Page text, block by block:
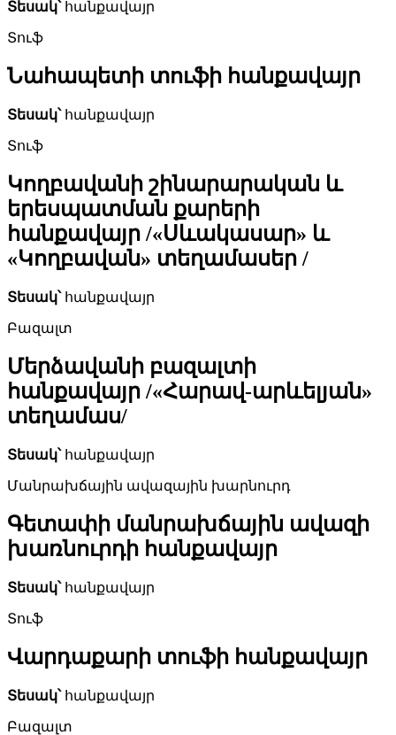
Տեսակ՝հանքավայր
Տուֆ
Նահապետի տուֆի հանքավայր
Տեսակ՝հանքավայր
Տուֆ
Կողբավանի շինարարական և
երեսպատման քարերի
հանքավայր /«Սևակասար» և
«Կողբավան» տեղամասեր /
Տեսակ՝հանքավայր
Բազալտ
Մերձավանի բազալտի
հանքավայր /«Հարավ-արևելյան»
տեղամաս/
Տեսակ՝հանքավայր
Մանրախճային ավազային խարնուրդ
Գետափի մանրախճային ավազի
խառնուրդի հանքավայր
Տեսակ՝հանքավայր
Տուֆ
Վարդաքարի տուֆի հանքավայր
Տեսակ՝հանքավայր
Բազալտ